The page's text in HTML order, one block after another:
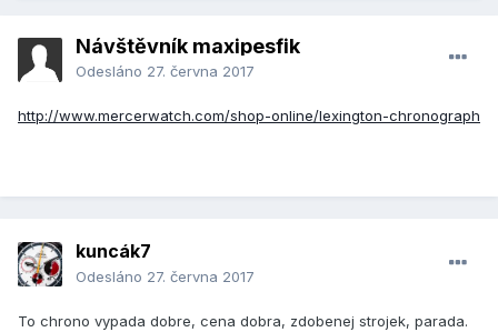
Návštěvník maxipesfik
Odesláno 27. června 2017
http://www.mercerwatch.com/shop-online/lexington-chronograph
kuncák7
Odesláno 27. června 2017
To chrono vypada dobre, cena dobra, zdobenej strojek, parada.